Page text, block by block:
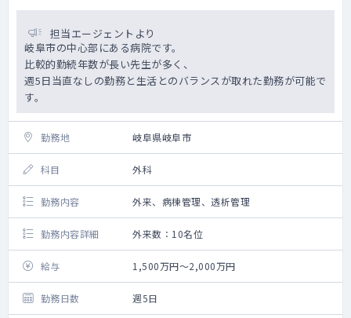
担当エージェントより
岐阜市の中心部にある病院です。
比較的勤続年数が長い先生が多く、
週5日当直なしの勤務と生活とのバランスが取れた勤務が可能で
す。
勤務地 岐阜県岐阜市
科目 外科
勤務内容 外来、病棟管理、透析管理
勤務内容詳細 外来数：10名位
給与 1,500万円～2,000万円
勤務日数 週5日